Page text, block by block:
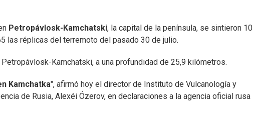
Petropávlosk-Kamchatski, la capital de la península, se sintieron 10
las réplicas del terremoto del pasado 30 de julio.
Kamchatski, a una profundidad de 25,9 kilómetros.
Kamchatka", afirmó hoy el director de Instituto de Vulcanología y
de Rusia, Alexéi Ózerov, en declaraciones a la agencia oficial rusa